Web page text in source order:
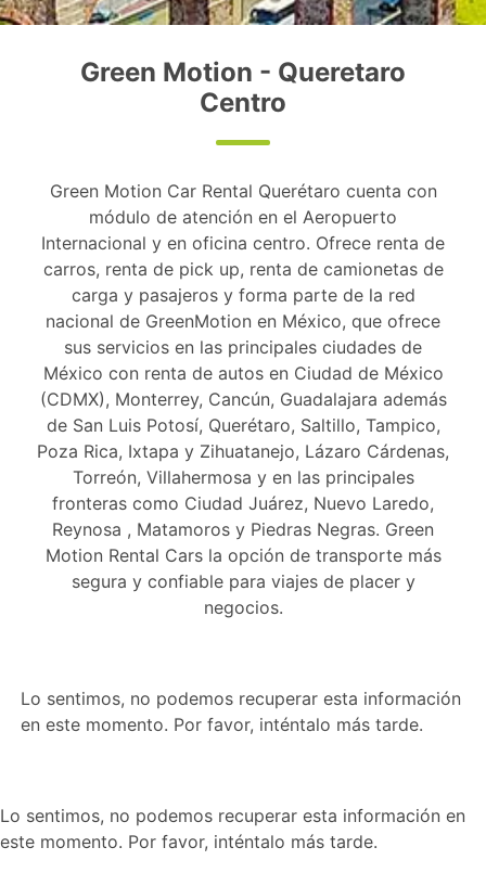
Green Motion - Queretaro
Centro
Green Motion Car Rental Querétaro cuenta con
módulo de atención en el Aeropuerto
Internacional y en oficina centro. Ofrece renta de
carros, renta de pick up, renta de camionetas de
carga y pasajeros y forma parte de la red
nacional de GreenMotion en México, que ofrece
sus servicios en las principales ciudades de
México con renta de autos en Ciudad de México
(CDMX), Monterrey, Cancún, Guadalajara además
de San Luis Potosí, Querétaro, Saltillo, Tampico,
Poza Rica, Ixtapa y Zihuatanejo, Lázaro Cárdenas,
Torreón, Villahermosa y en las principales
fronteras como Ciudad Juárez, Nuevo Laredo,
Reynosa , Matamoros y Piedras Negras. Green
Motion Rental Cars la opción de transporte más
segura y confiable para viajes de placer y
negocios.
Lo sentimos, no podemos recuperar esta información
en este momento. Por favor, inténtalo más tarde.
Lo sentimos, no podemos recuperar esta información en
este momento. Por favor, inténtalo más tarde.